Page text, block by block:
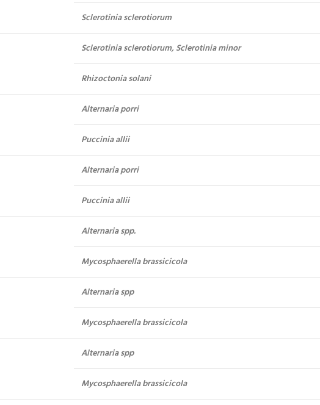
Sclerotinia sclerotiorum
Sclerotinia sclerotiorum, Sclerotinia minor
Rhizoctonia solani
Alternaria porri
Puccinia allii
Alternaria porri
Puccinia allii
Alternaria spp.
Mycosphaerella brassicicola
Alternaria spp
Mycosphaerella brassicicola
Alternaria spp
Mycosphaerella brassicicola